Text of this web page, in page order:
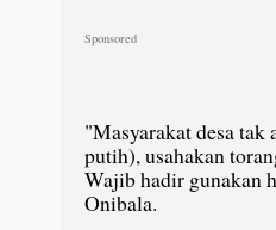
"Masyarakat desa
putih), usahakan
Wajib hadir gunakan
Onibala.